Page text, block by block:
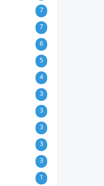
7
7
6
5
4
3
3
3
3
3
1